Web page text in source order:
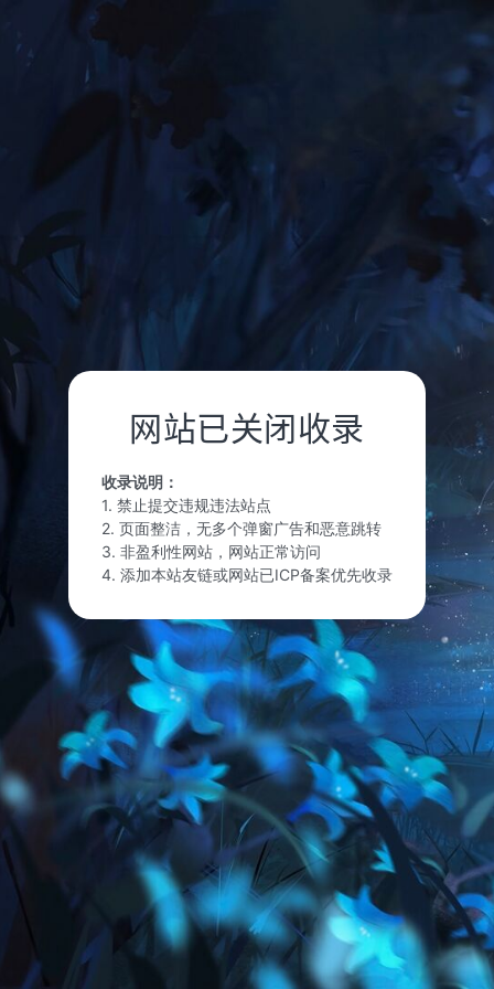
网站已关闭收录
收录说明：
1. 禁止提交违规违法站点
2. 页面整洁，无多个弹窗广告和恶意跳转
3. 非盈利性网站，网站正常访问
4. 添加本站友链或网站已ICP备案优先收录